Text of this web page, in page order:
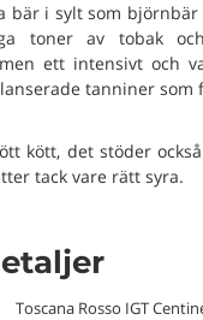
bär i sylt som
toner av tobak
ett intensivt och
tanniner som
kött, det stöder
tack vare rätt syra.
Toscana Rosso IGT